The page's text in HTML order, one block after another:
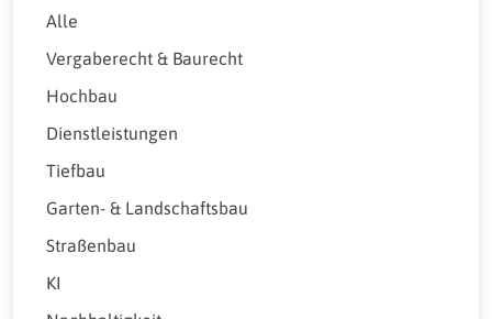
Alle
Vergaberecht & Baurecht
Hochbau
Dienstleistungen
Tiefbau
Garten- & Landschaftsbau
Straßenbau
KI